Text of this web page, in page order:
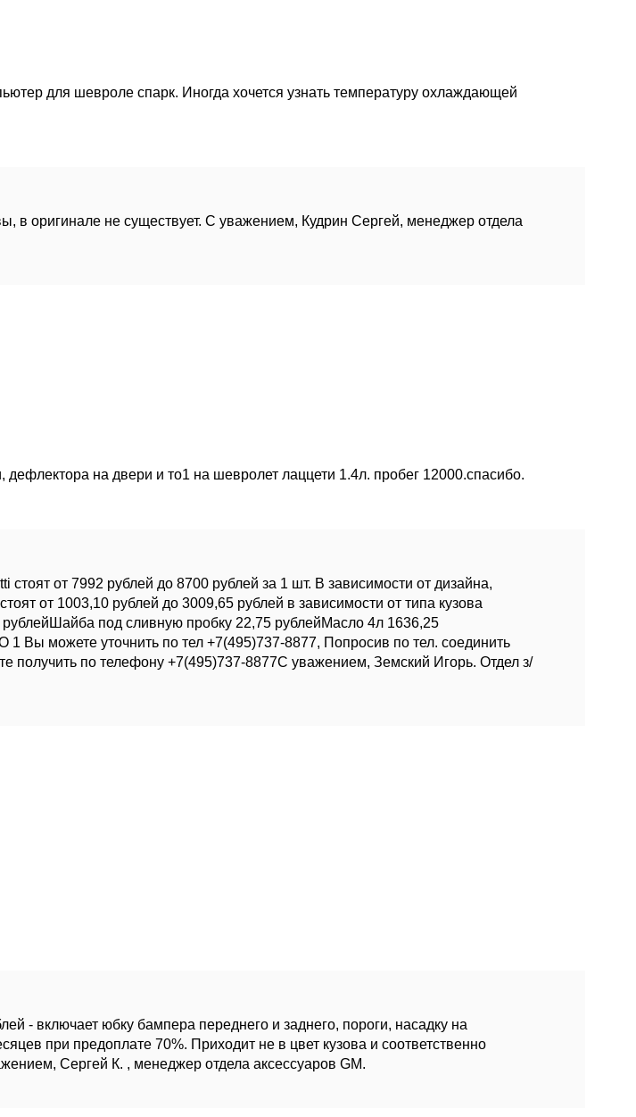
для шевроле спарк. Иногда хочется узнать температуру охлаждающей
в оригинале не существует. С уважением, Кудрин Сергей, менеджер отдела
дефлектора на двери и то1 на шевролет лаццети 1.4л. пробег 12000.спасибо.
от 7992 рублей до 8700 рублей за 1 шт. В зависимости от дизайна,
от 1003,10 рублей до 3009,65 рублей в зависимости от типа кузова
под сливную пробку 22,75 рублейМасло 4л 1636,25
Вы можете уточнить по тел +7(495)737-8877, Попросив по тел. соединить
по телефону +7(495)737-8877С уважением, Земский Игорь. Отдел з/
- включает юбку бампера переднего и заднего, пороги, насадку на
при предоплате 70%. Приходит не в цвет кузова и соответственно
Сергей К. , менеджер отдела аксессуаров GM.